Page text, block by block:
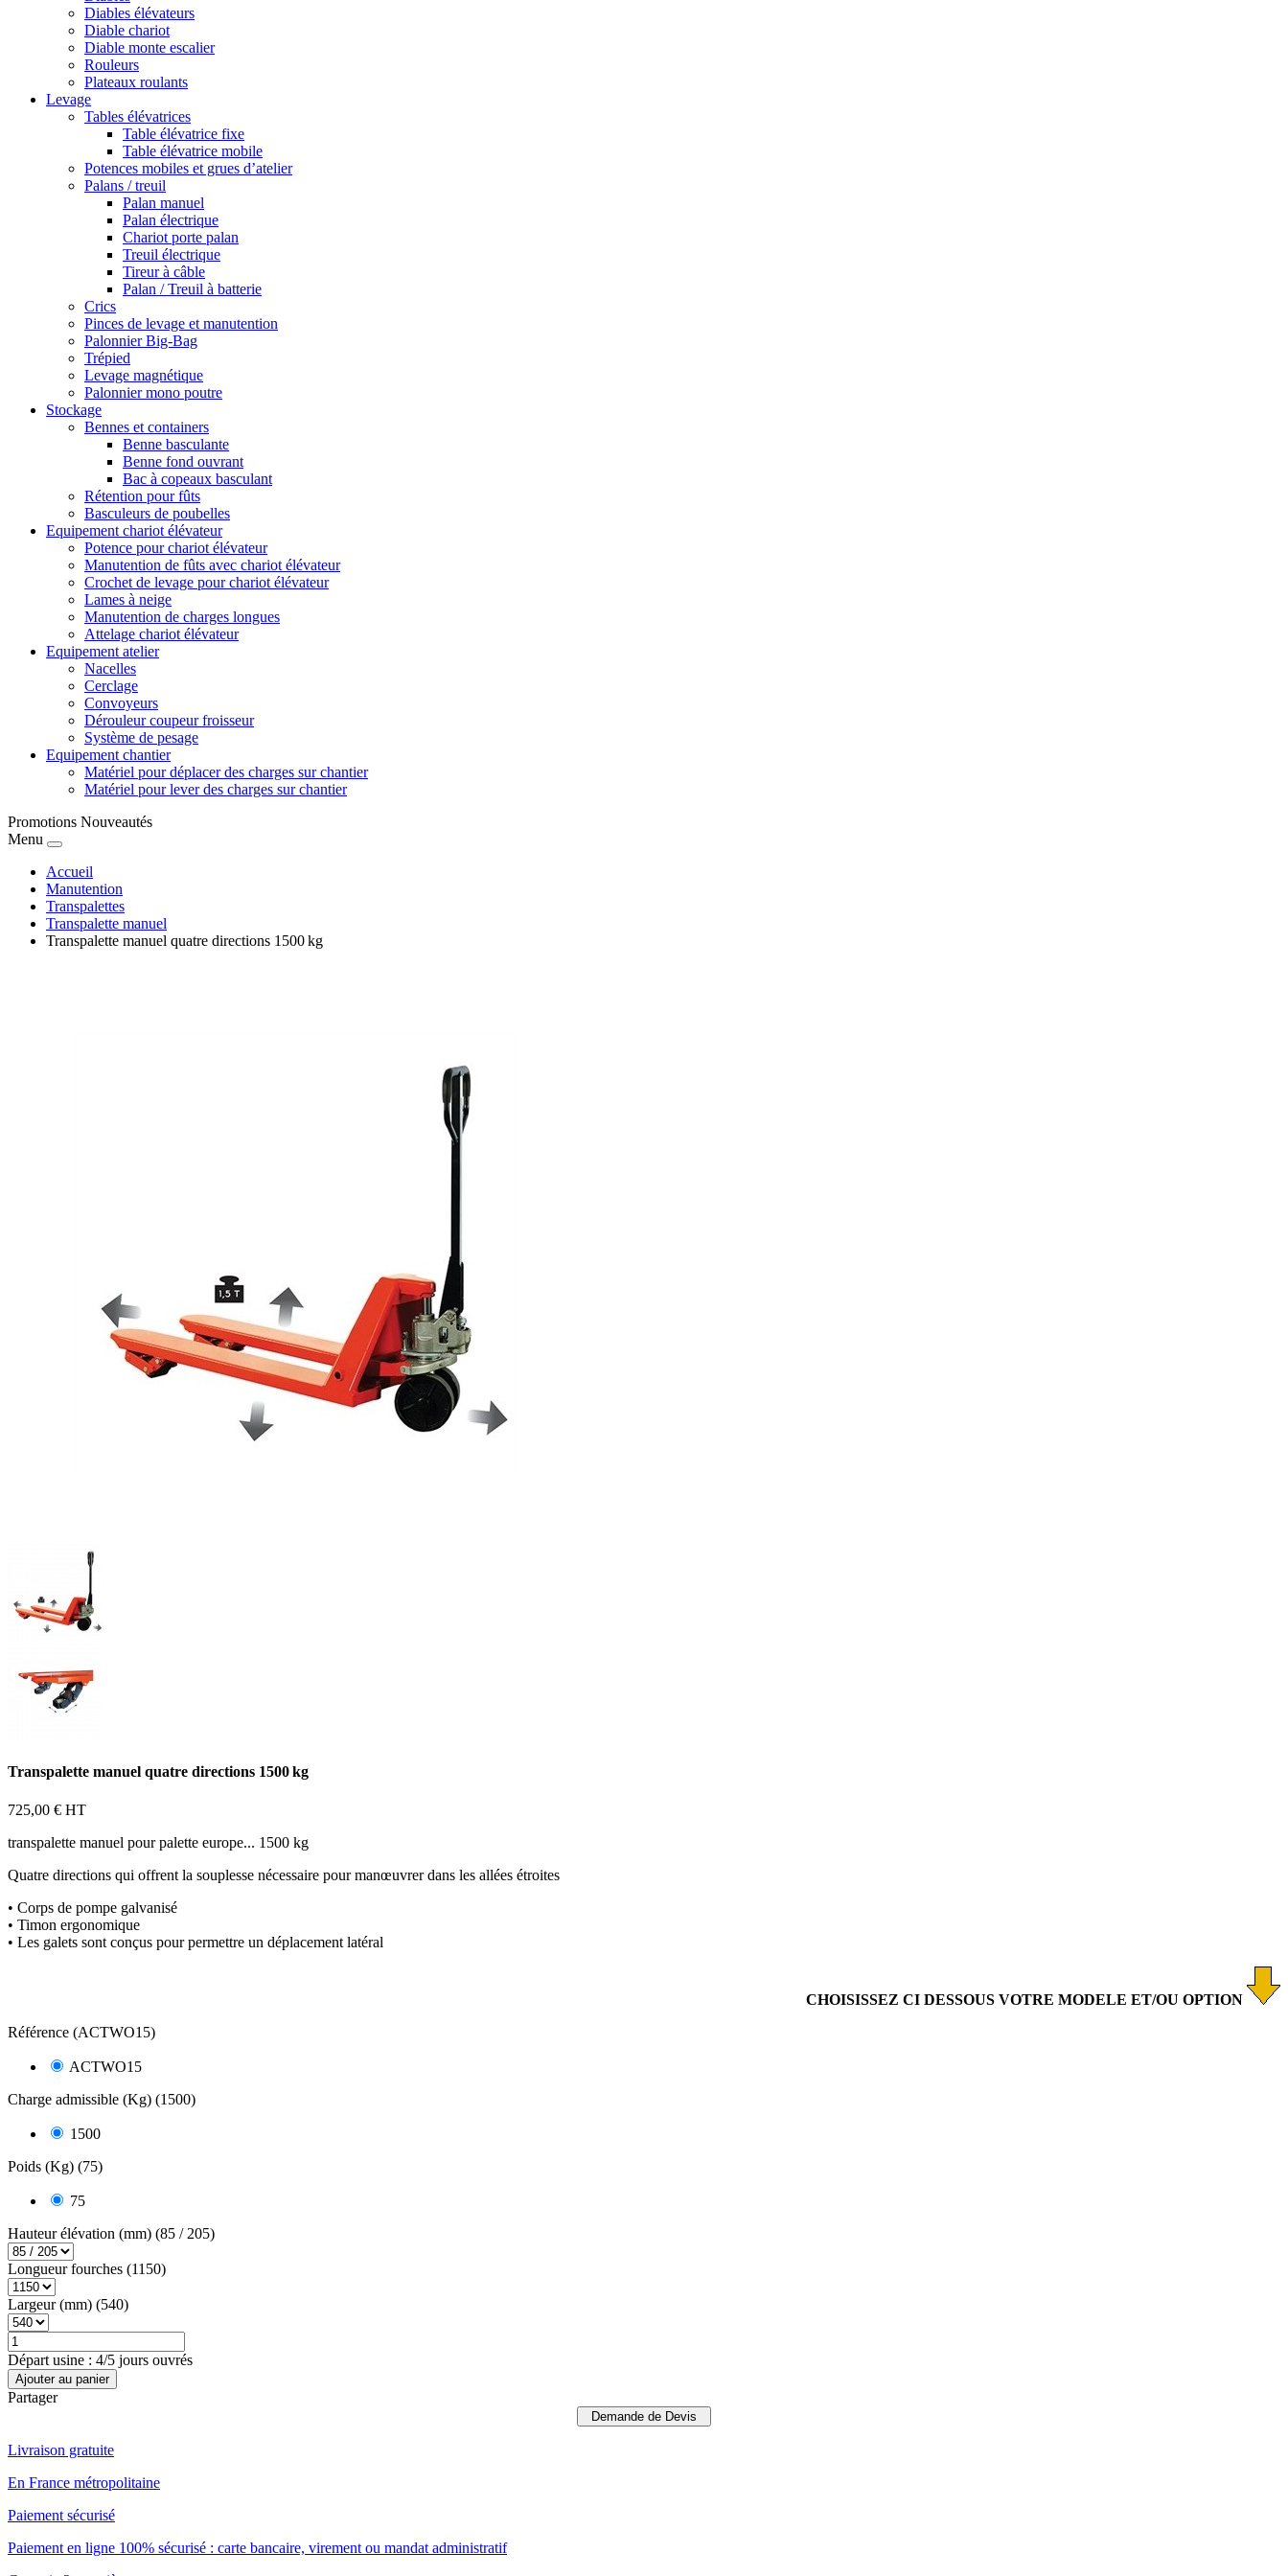
Diables élévateurs
Diable chariot
Diable monte escalier
Rouleurs
Plateaux roulants
Levage
Tables élévatrices
Table élévatrice fixe
Table élévatrice mobile
Potences mobiles et grues d’atelier
Palans / treuil
Palan manuel
Palan électrique
Chariot porte palan
Treuil électrique
Tireur à câble
Palan / Treuil à batterie
Crics
Pinces de levage et manutention
Palonnier Big-Bag
Trépied
Levage magnétique
Palonnier mono poutre
Stockage
Bennes et containers
Benne basculante
Benne fond ouvrant
Bac à copeaux basculant
Rétention pour fûts
Basculeurs de poubelles
Equipement chariot élévateur
Potence pour chariot élévateur
Manutention de fûts avec chariot élévateur
Crochet de levage pour chariot élévateur
Lames à neige
Manutention de charges longues
Attelage chariot élévateur
Equipement atelier
Nacelles
Cerclage
Convoyeurs
Dérouleur coupeur froisseur
Système de pesage
Equipement chantier
Matériel pour déplacer des charges sur chantier
Matériel pour lever des charges sur chantier
Promotions Nouveautés
Menu
Accueil
Manutention
Transpalettes
Transpalette manuel
Transpalette manuel quatre directions 1500 kg
Transpalette manuel quatre directions 1500 kg
725,00 € HT
transpalette manuel pour palette europe... 1500 kg
Quatre directions qui offrent la souplesse nécessaire pour manœuvrer dans les allées étroites
• Corps de pompe galvanisé
• Timon ergonomique
• Les galets sont conçus pour permettre un déplacement latéral
CHOISISSEZ CI DESSOUS VOTRE MODELE ET/OU OPTION
Référence (ACTWO15)
ACTWO15
Charge admissible (Kg) (1500)
1500
Poids (Kg) (75)
75
Hauteur élévation (mm) (85 / 205)
Longueur fourches (1150)
Largeur (mm) (540)
Départ usine : 4/5 jours ouvrés
Ajouter au panier
Partager
Demande de Devis
Livraison gratuite
En France métropolitaine
Paiement sécurisé
Paiement en ligne 100% sécurisé : carte bancaire, virement ou mandat administratif